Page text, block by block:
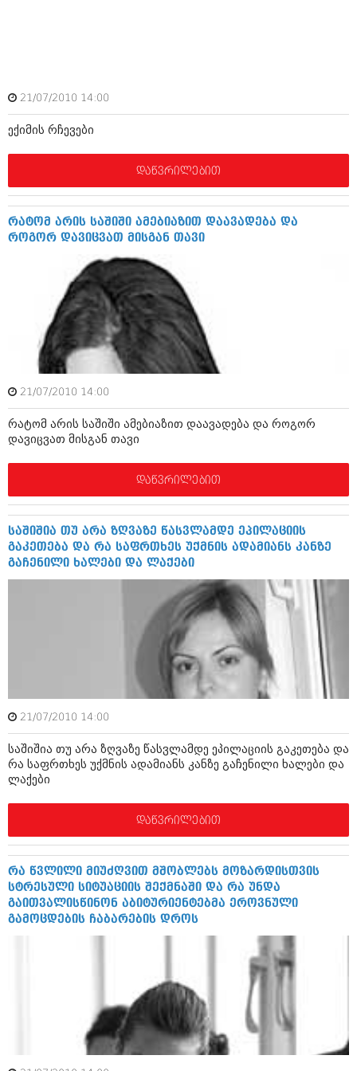
მაისი 2015 (194)
აპრილი 2015 (208)
მარტი 2015 (365)
თებერვალი 2015 (286)
დეკემბერი 2014 (342)
ნოემბერი 2014 (290)
სექტემბერი 2014 (394)
აგვისტო 2014 (248)
ივლისი 2014 (313)
ივნისი 2014 (366)
მაისი 2014 (313)
აპრილი 2014 (290)
მარტი 2014 (413)
თებერვალი 2014 (318)
იანვარი 2014 (297)
დეკემბერი 2013 (365)
ნოემბერი 2013 (279)
ოქტომბერი 2013 (256)
ივნისი 2013 (212)
აპრილი 2013 (304)
მარტი 2013 (352)
თებერვალი 2013 (204)
დეკემბერი 2012 (98)
ნოემბერი 2012 (295)
ოქტომბერი 2012 (350)
სექტემბერი 2012 (264)
ივნისი 2012 (282)
მაისი 2012 (240)
მარტი 2012 (259)
თებერვალი 2012 (376)
ოქტომბერი 2011 (754)
სექტემბერი 2011 (407)
აგვისტო 2011 (249)
ივლისი 2011 (400)
ივნისი 2011 (438)
მაისი 2011 (415)
აპრილი 2011 (294)
მარტი 2011 (654)
თებერვალი 2011 (329)
დეკემბერი 2010 (881)
ნოემბერი 2010 (422)
ოქტომბერი 2010 (341)
სექტემბერი 2010 (449)
აგვისტო 2010 (461)
21/07/2010 14:00
ექიმის რჩევები
დაწვრილებით
რატომ არის საშიში ამებიაზით დაავადება და
როგორ დავიცვათ მისგან თავი
21/07/2010 14:00
რატომ არის საშიში ამებიაზით დაავადება და როგორ
დავიცვათ მისგან თავი
დაწვრილებით
საშიშია თუ არა ზღვაზე წასვლამდე ეპილაციის
გაკეთება და რა საფრთხეს უქმნის ადამიანს კანზე
გაჩენილი ხალები და ლაქები
21/07/2010 14:00
საშიშია თუ არა ზღვაზე წასვლამდე ეპილაციის გაკეთება და
რა საფრთხეს უქმნის ადამიანს კანზე გაჩენილი ხალები და
ლაქები
დაწვრილებით
რა წვლილი მიუძღვით მშობლებს მოზარდისთვის
სტრესული სიტუაციის შექმნაში და რა უნდა
გაითვალისწინონ აბიტურიენტებმა ეროვნული
გამოცდების ჩაბარების დროს